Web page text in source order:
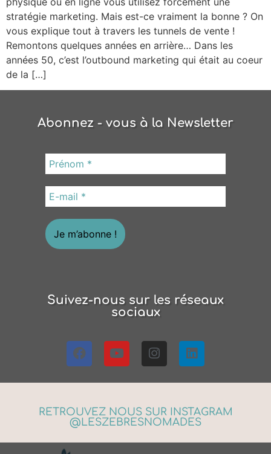
stratégie marketing. Mais est-ce vraiment la bonne ? On
vous explique tout à travers les tunnels de vente !
Remontons quelques années en arrière… Dans les
années 50, c’est l’outbound marketing qui était au coeur
de la […]
Abonnez - vous à la Newsletter
Suivez-nous sur les réseaux
sociaux
RETROUVEZ NOUS SUR INSTAGRAM
@LESZEBRESNOMADES